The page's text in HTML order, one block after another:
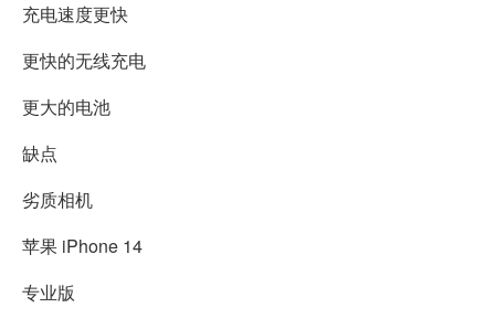
充电速度更快
更快的无线充电
更大的电池
缺点
劣质相机
苹果 iPhone 14
专业版